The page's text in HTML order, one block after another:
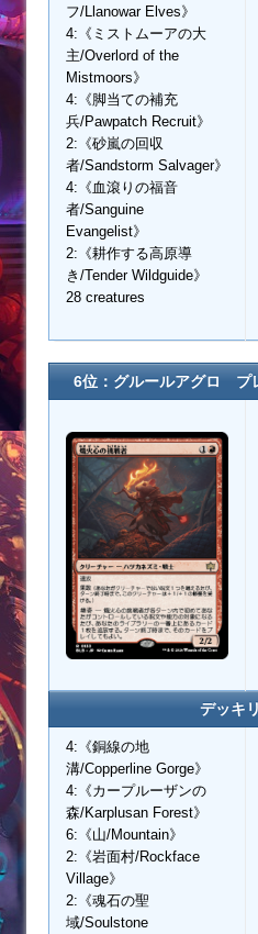
フ/Llanowar Elves》
4:《ミストムーアの大
主/Overlord of the
Mistmoors》
4:《脚当ての補充
兵/Pawpatch Recruit》
2:《砂嵐の回収
者/Sandstorm Salvager》
4:《血滾りの福音
者/Sanguine
Evangelist》
2:《耕作する高原導
き/Tender Wildguide》
28 creatures
6位：グルールアグロ プ
デッキ
4:《銅線の地
溝/Copperline Gorge》
4:《カープルーザンの
森/Karplusan Forest》
6:《山/Mountain》
2:《岩面村/Rockface
Village》
2:《魂石の聖
域/Soulstone